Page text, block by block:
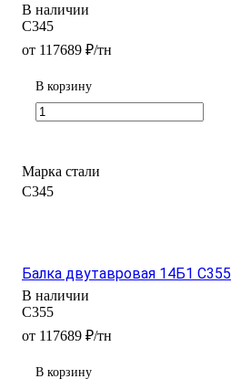
В наличии
С345
от 117689 ₽/тн
В корзину
Марка стали
С345
Балка двутавровая 14Б1 С355
В наличии
С355
от 117689 ₽/тн
В корзину